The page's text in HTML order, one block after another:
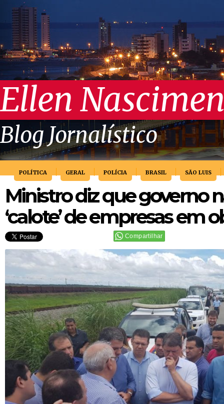
Ellen
Blog Jornalístico
POLÍTICA GERAL POLÍCIA BRASIL SÃO LUIS
Ministro diz que governo
‘calote’ de empresas em
Compartilhar